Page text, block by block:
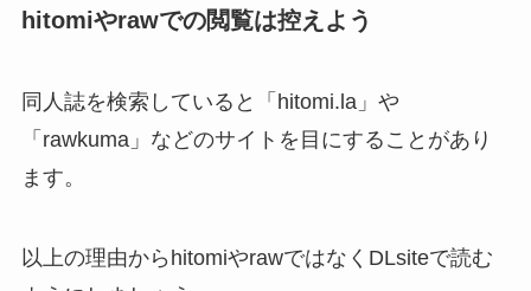
hitomiやrawでの閲覧は控えよう
同人誌を検索していると「hitomi.la」や
「rawkuma」などのサイトを目にすることがあり
ます。
以上の理由からhitomiやrawではなくDLsiteで読む